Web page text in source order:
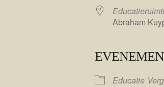
iCalendar
Abraham
Educatie